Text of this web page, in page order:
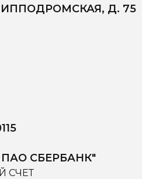
ИППОДРОМСКАЯ, Д. 75
СБЕРБАНК"
СЧЕТ